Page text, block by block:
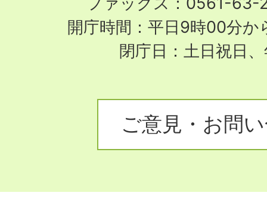
開庁時間：平日9時00分
閉庁日：土日祝日
ご意見・お問